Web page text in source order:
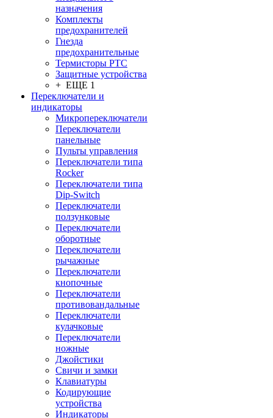
назначения
Комплекты
предохранителей
Гнезда
предохранительные
Термисторы PTC
Защитные устройства
+ ЕЩЕ 1
Переключатели и
индикаторы
Микропереключатели
Переключатели
панельные
Пульты управления
Переключатели типа
Rocker
Переключатели типа
Dip-Switch
Переключатели
ползунковые
Переключатели
оборотные
Переключатели
рычажные
Переключатели
кнопочные
Переключатели
противовандальные
Переключатели
кулачковые
Переключатели
ножные
Джойстики
Свичи и замки
Клавиатуры
Кодирующие
устройства
Индикаторы